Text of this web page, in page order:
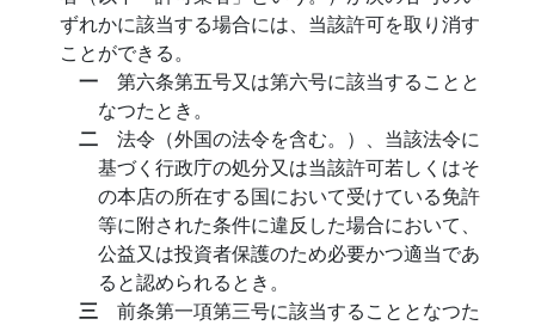
ずれかに該当する場合には、当該許可を取り消す
ことができる。
一 第六条第五号又は第六号に該当することと
なつたとき。
二 法令（外国の法令を含む。）、当該法令に
基づく行政庁の処分又は当該許可若しくはそ
の本店の所在する国において受けている免許
等に附された条件に違反した場合において、
公益又は投資者保護のため必要かつ適当であ
ると認められるとき。
三 前条第一項第三号に該当することとなつた